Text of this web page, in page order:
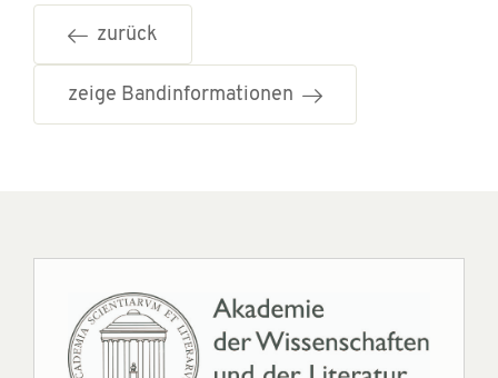
zurück
zeige Bandinformationen